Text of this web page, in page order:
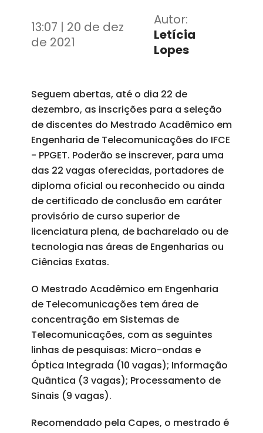
13:07 | 20 de dez
de 2021
Autor:
Letícia
Lopes
Seguem abertas, até o dia 22 de
dezembro, as inscrições para a seleção
de discentes do Mestrado Acadêmico em
Engenharia de Telecomunicações do IFCE
- PPGET. Poderão se inscrever, para uma
das 22 vagas oferecidas, portadores de
diploma oficial ou reconhecido ou ainda
de certificado de conclusão em caráter
provisório de curso superior de
licenciatura plena, de bacharelado ou de
tecnologia nas áreas de Engenharias ou
Ciências Exatas.
O Mestrado Acadêmico em Engenharia
de Telecomunicações tem área de
concentração em Sistemas de
Telecomunicações, com as seguintes
linhas de pesquisas: Micro-ondas e
Óptica Integrada (10 vagas); Informação
Quântica (3 vagas); Processamento de
Sinais (9 vagas).
Recomendado pela Capes, o mestrado é